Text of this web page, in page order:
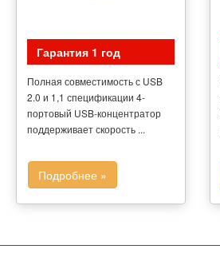
Гарантия 1 год
Полная совместимость с USB
2.0 и 1,1 спецификации 4-
портовый USB-концентратор
поддерживает скорость ...
Подробнее »